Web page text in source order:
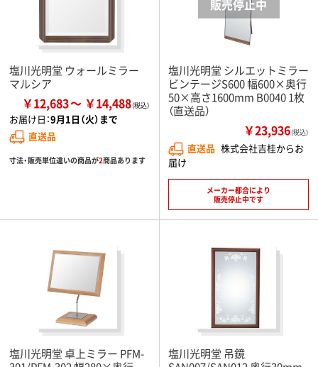
塩川光明堂 ウォールミラー
マルシア
￥12,683 ￥14,488
お届け日：9月1日（火）まで
直送品
寸法・販売単位違いの商品が2商品あります
塩川光明堂 シルエットミラー
ビンテージS600 幅600×奥行
50×高さ1600mm B0040 1枚
（直送品）
￥23,936（税込）
直送品 株式会社吉桂からお
届け
メーカー都合により
販売停止中です
塩川光明堂 卓上ミラー PFM-
塩川光明堂 吊鏡